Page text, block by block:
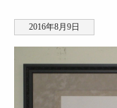
2016年8月9日